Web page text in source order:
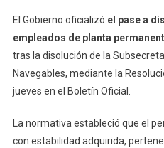
El Gobierno oficializó el pase a
empleados de planta
tras la disolución de la
Navegables, mediante la
jueves en el Boletín Oficial.
La normativa estableció que el
con estabilidad adquirida,